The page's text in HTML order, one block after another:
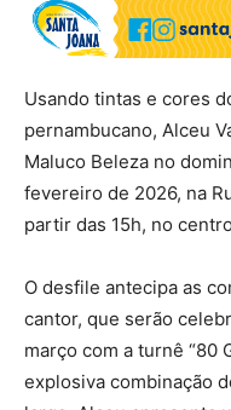
Usando tintas e cores
pernambucano, Alceu
Maluco Beleza no
fevereiro de 2026, na
partir das 15h, no
O desfile antecipa as
cantor, que serão
março com a turnê “80
explosiva combinação